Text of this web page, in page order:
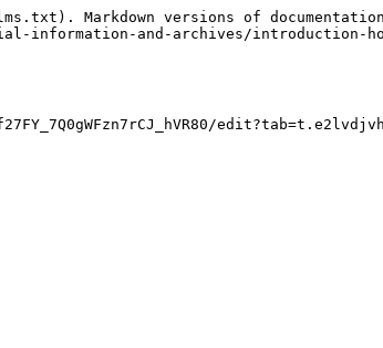
Markdown versions of
and-archives/introduction-